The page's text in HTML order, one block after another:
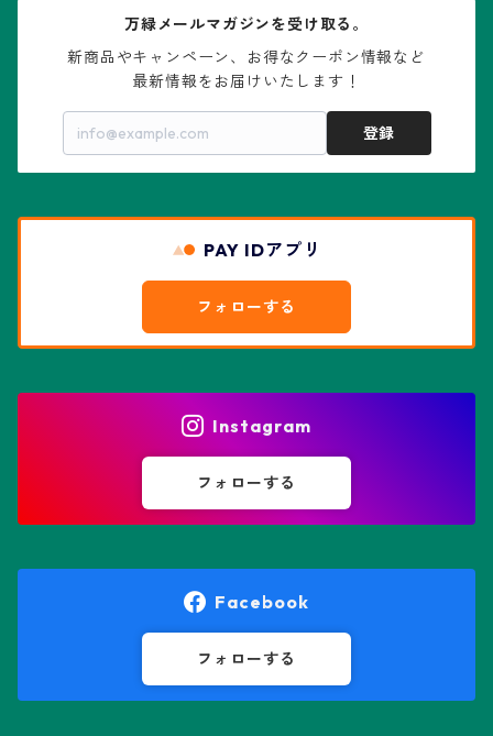
リザード・スキン兜
花園兜
エキノケレウス属
エキノプシス属
エリオシケ属
オレオケレウス属
コノフィツム属
センナ属
パキポディウム属
フェネストラリア属
プセウドリトス属
水石・景石
万緑メールマガジンを受け取る。
新商品やキャンペーン、お得なクーポン情報など
最新情報をお届けいたします！
登録
PAY IDアプリ
フォローする
Instagram
フォローする
Facebook
フォローする